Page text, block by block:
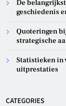
De
geschiedenis
Quoteringen
strategische
Statistieken in
uitprestaties
CATEGORIES